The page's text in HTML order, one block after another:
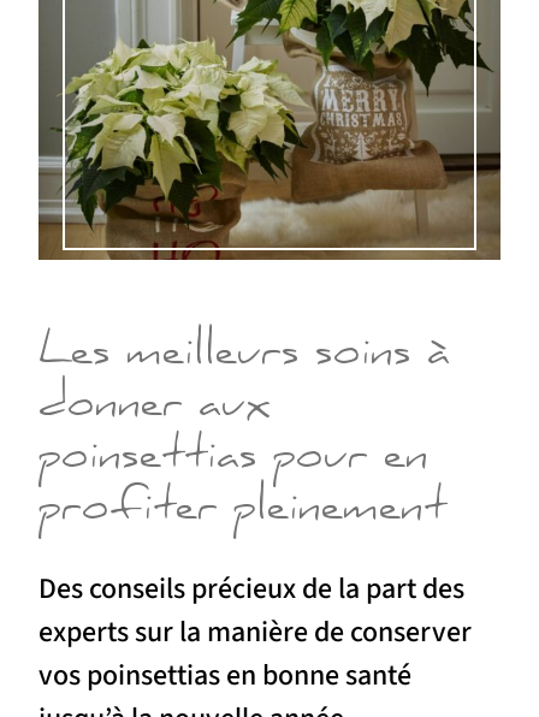
Les meilleurs soins à
donner aux
poinsettias pour en
profiter pleinement
Des conseils précieux de la part des
experts sur la manière de conserver
vos poinsettias en bonne santé